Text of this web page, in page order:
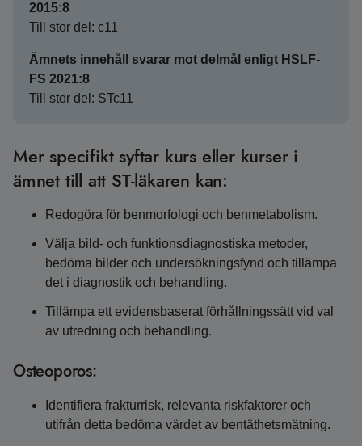
2015:8
Till stor del: c11
Ämnets innehåll svarar mot delmål enligt HSLF-
FS 2021:8
Till stor del: STc11
Mer specifikt syftar kurs eller kurser i
ämnet till att ST-läkaren kan:
Redogöra för benmorfologi och benmetabolism.
Välja bild- och funktionsdiagnostiska metoder,
bedöma bilder och undersökningsfynd och tillämpa
det i diagnostik och behandling.
Tillämpa ett evidensbaserat förhållningssätt vid val
av utredning och behandling.
Osteoporos:
Identifiera frakturrisk, relevanta riskfaktorer och
utifrån detta bedöma värdet av bentäthetsmätning.